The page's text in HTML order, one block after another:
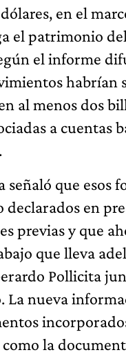
en el
el patrimonio
el informe
habrían
al menos dos
a cuentas
señaló que esos
declarados en
previas y que
que lleva
Pollicita
La nueva
la